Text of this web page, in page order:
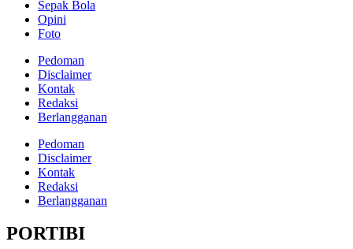
Sepak Bola
Opini
Foto
Pedoman
Disclaimer
Kontak
Redaksi
Berlangganan
Pedoman
Disclaimer
Kontak
Redaksi
Berlangganan
PORTIBI